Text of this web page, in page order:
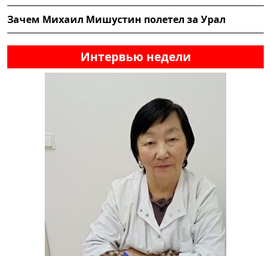
Зачем Михаил Мишустин полетел за Урал
Интервью недели